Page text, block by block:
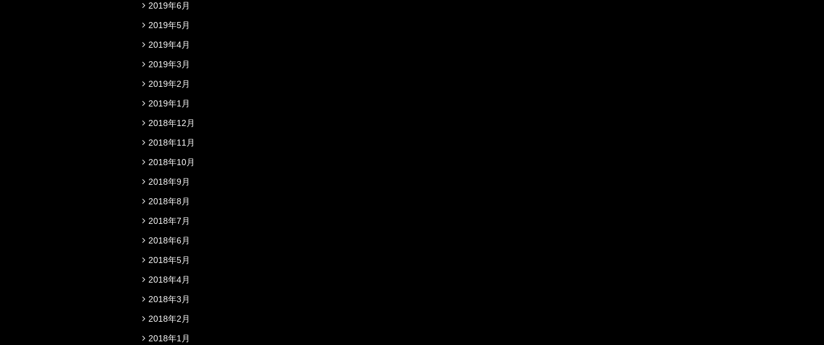
2019年6月
2019年5月
2019年4月
2019年3月
2019年2月
2019年1月
2018年12月
2018年11月
2018年10月
2018年9月
2018年8月
2018年7月
2018年6月
2018年5月
2018年4月
2018年3月
2018年2月
2018年1月